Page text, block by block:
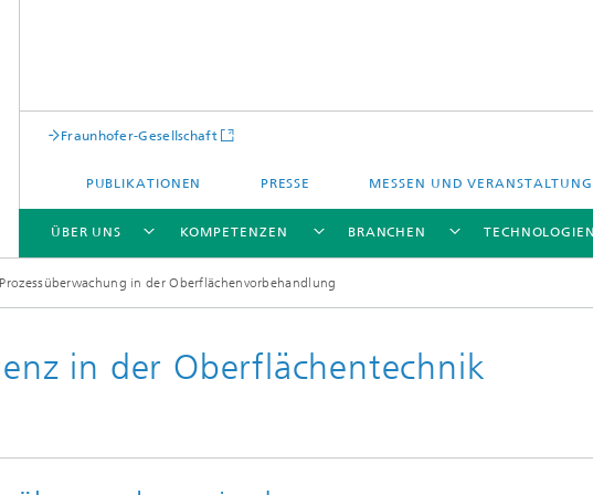
Fraunhofer-Gesellschaft
PUBLIKATIONEN PRESSE MESSEN UND
ÜBER UNS KOMPETENZEN BRANCHEN TECHNOLOGIEN
in der Oberflächenvorbehandlung
in der Oberflächentechnik